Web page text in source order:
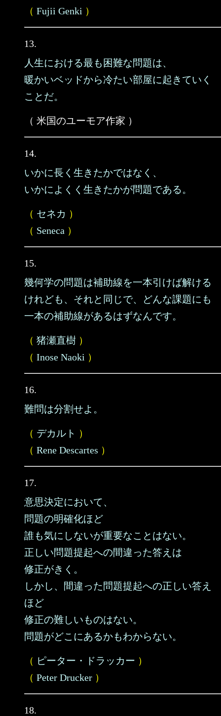
（ Fujii Genki ）
13.
人生における最も困難な問題は、
暖かいベッドから冷たい部屋に起きていく
ことだ。
（ 米国のユーモア作家 ）
14.
いかに長く生きたかではなく、
いかによくく生きたかが問題である。
（ セネカ ）
（ Seneca ）
15.
幾何学の問題は補助線を一本引けば解ける
けれども、それと同じで、どんな課題にも
一本の補助線があるはずなんです。
（ 猪瀬直樹 ）
（ Inose Naoki ）
16.
難問は分割せよ。
（ デカルト ）
（ Rene Descartes ）
17.
意思決定において、
問題の明確化ほど
誰も気にしないが重要なことはない。
正しい問題提起への間違った答えは
修正がきく。
しかし、間違った問題提起への正しい答え
ほど
修正の難しいものはない。
問題がどこにあるかもわからない。
（ ピーター・ドラッカー ）
（ Peter Drucker ）
18.